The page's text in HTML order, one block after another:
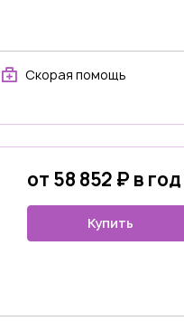
Скорая помощь
от 58 852 ₽ в год
Купить